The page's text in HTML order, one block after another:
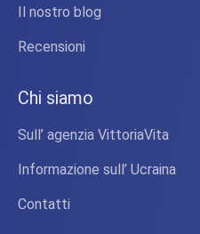
Il nostro blog
Recensioni
Chi siamo
Sull’ agenzia VittoriaVita
Informazione sull’ Ucraina
Contatti